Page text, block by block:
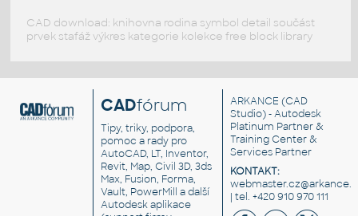
CAD download: knihovna rodina symbol detail součást
prvek stafáž výkres kategorie kolekce free block library
CADfórum
Tipy, triky, podpora,
pomoc a rady pro
AutoCAD, LT, Inventor,
Revit, Map, Civil 3D, 3ds
Max, Fusion, Forma,
Vault, PowerMill a další
Autodesk aplikace
ARKANCE (CAD
Studio) - Autodesk
Platinum Partner &
Training Center &
Services Partner
KONTAKT:
| tel. +420 910 970 111